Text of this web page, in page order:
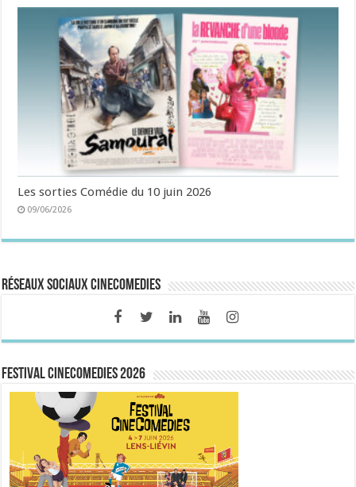
Les sorties Comédie du 10 juin 2026
09/06/2026
Réseaux sociaux CineComedies
FESTIVAL CINECOMEDIES 2026